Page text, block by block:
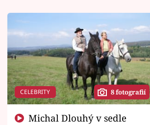
CELEBRITY 8 fotografií